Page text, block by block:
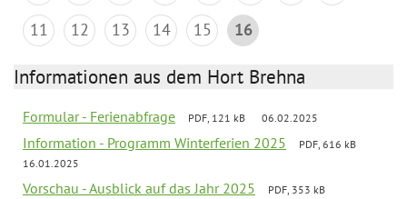
11
12 13 14 15 16
Informationen aus dem Hort Brehna
Formular - Ferienabfrage PDF, 121 kB 06.02.2025
Information - Programm Winterferien 2025
PDF, 616 kB
16.01.2025
Vorschau - Ausblick auf das Jahr 2025
PDF, 353 kB